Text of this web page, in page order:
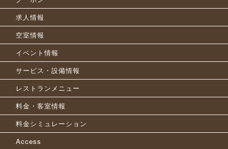
求人情報
空室情報
イベント情報
サービス・設備情報
レストランメニュー
料金・客室情報
料金シミュレーション
Access